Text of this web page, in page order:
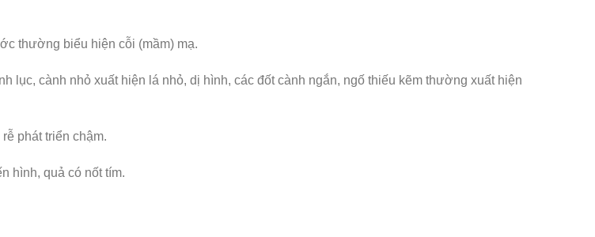
thường biểu hiện cỗi (mầm) mạ.
lục, cành nhỏ xuất hiện lá nhỏ, dị hình, các đốt cành ngắn, ngố thiếu kẽm thường xuất hiện
phát triển chậm.
hình, quả có nốt tím.